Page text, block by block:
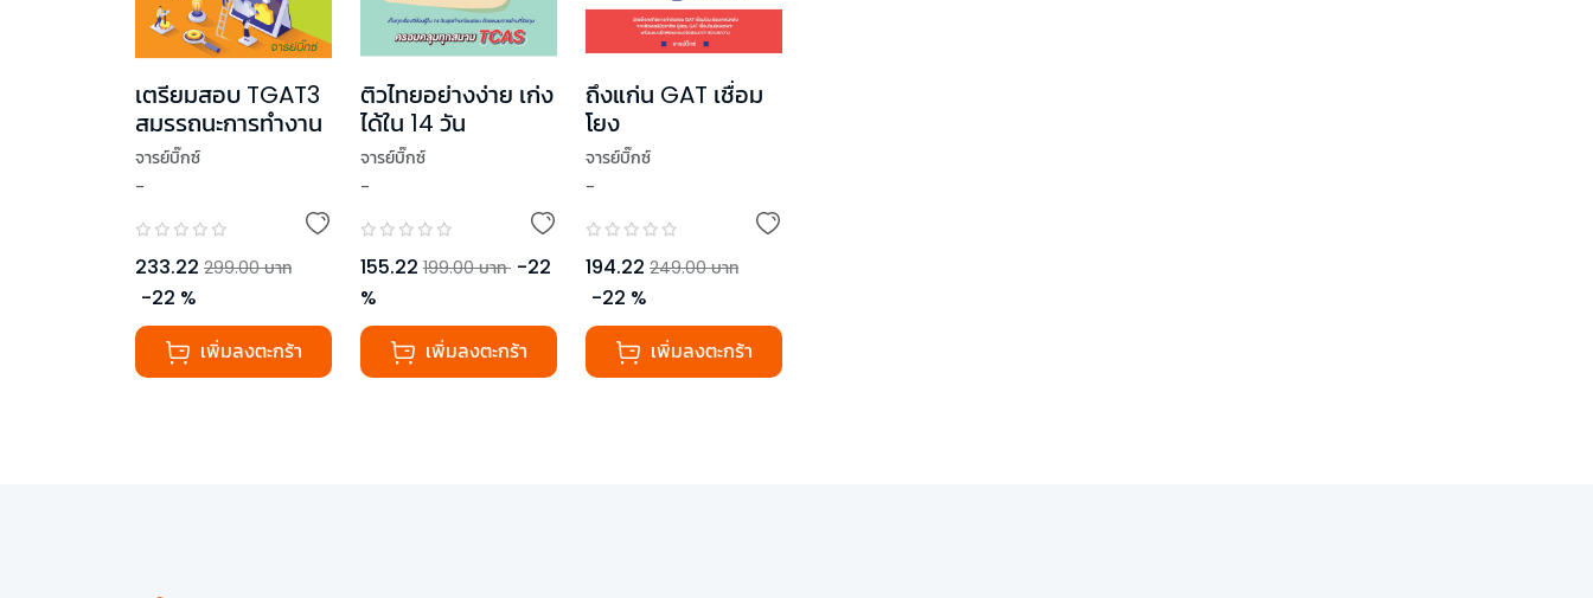
เตรียมสอบ TGAT3
สมรรถนะการทำงาน
จารย์บิ๊กซ์
-
233.22 299.00 บาท
-22 %
เพิ่มลงตะกร้า
ติวไทยอย่างง่าย เก่ง
ได้ใน 14 วัน
จารย์บิ๊กซ์
-
155.22 199.00 บาท -22
%
เพิ่มลงตะกร้า
ถึงแก่น GAT เชื่อม
โยง
จารย์บิ๊กซ์
-
194.22 249.00 บาท
-22 %
เพิ่มลงตะกร้า